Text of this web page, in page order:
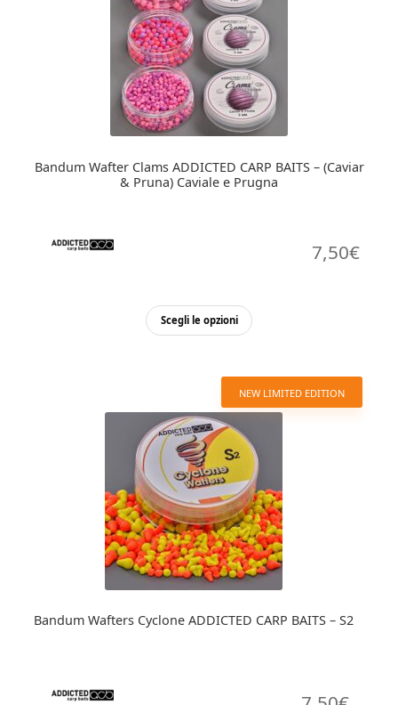
Bandum Wafter Clams ADDICTED CARP BAITS – (Caviar
& Pruna) Caviale e Prugna
7,50€
Scegli le opzioni
Questo
più
varianti.
opzioni
possono
essere
scelte
nella
pagina
del
NEW LIMITED EDITION
Bandum Wafters Cyclone ADDICTED CARP BAITS – S2